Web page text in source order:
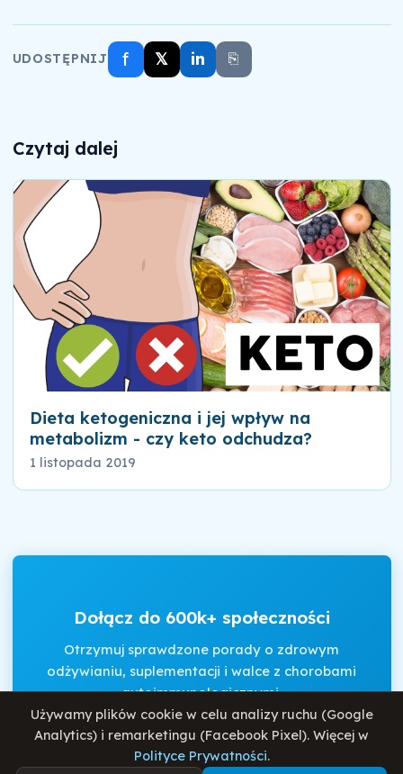
UDOSTĘPNIJ f 𝕏 in ⎘
Czytaj dalej
Dieta ketogeniczna i jej wpływ na
metabolizm - czy keto odchudza?
1 listopada 2019
Dołącz do 600k+ społeczności
Otrzymuj sprawdzone porady o zdrowym
odżywianiu, suplementacji i walce z chorobami
autoimmunologicznymi.
AkceptujęRegulamin iPolitykę Prywatności.
Używamy plików cookie w celu analizy ruchu (Google
Analytics) i remarketingu (Facebook Pixel). Więcej w
Polityce Prywatności.